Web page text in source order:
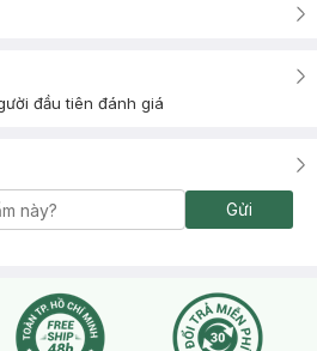
đầu tiên đánh giá
Gửi